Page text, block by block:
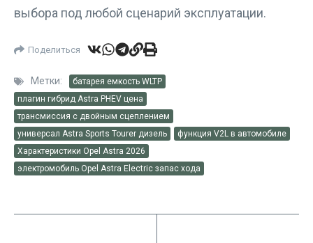
выбора под любой сценарий эксплуатации.
Поделиться
Метки:
батарея емкость WLTP
плагин гибрид Astra PHEV цена
трансмиссия с двойным сцеплением
универсал Astra Sports Tourer дизель
функция V2L в автомобиле
Характеристики Opel Astra 2026
электромобиль Opel Astra Electric запас хода